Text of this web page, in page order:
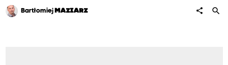
Bartłomiej MAZIARZ share search